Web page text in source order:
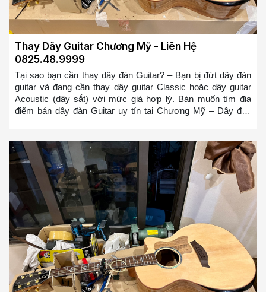
Thay Dây Guitar Chương Mỹ - Liên Hệ
0825.48.9999
Tại sao bạn cần thay dây đàn Guitar? – Bạn bị đứt dây đàn
guitar và đang cần thay dây guitar Classic hoặc dây guitar
Acoustic (dây sắt) với mức giá hợp lý. Bán muốn tìm địa
điểm bán dây đàn Guitar uy tín tại Chương Mỹ – Dây đàn
đánh tốt hơn, bạn sẽ không bị ức chế nữa khi chơi đàn
Guitar so với bộ dây đàn Guitar bị rỉ => Bạn ở bất cứ đâu tại
Chương Mỹ muốn tìm địa điểm thay dây đàn guitar hoặc
mua dây đàn guitar tại Chương Mỹ. Chúng tôi sẽ cử đội ngũ
thợ lành nghề đến thay trong 10-20 phút cho các bạn